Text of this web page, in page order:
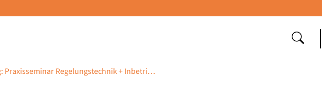
Praxisseminar Regelungstechnik + Inbetri…